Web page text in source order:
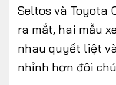
Seltos và Toyota
ra mắt, hai mẫu
nhau quyết liệt
nhỉnh hơn đôi